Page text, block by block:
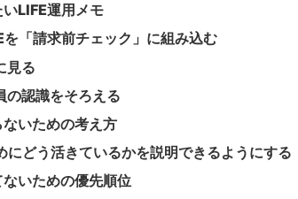
LIFE運用メモ
「請求前チェック」に組み込む
見る
の認識をそろえる
いための考え方
にどう活きているかを説明できるようにする
ないための優先順位